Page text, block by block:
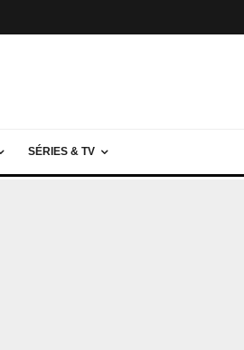
SÉRIES & TV